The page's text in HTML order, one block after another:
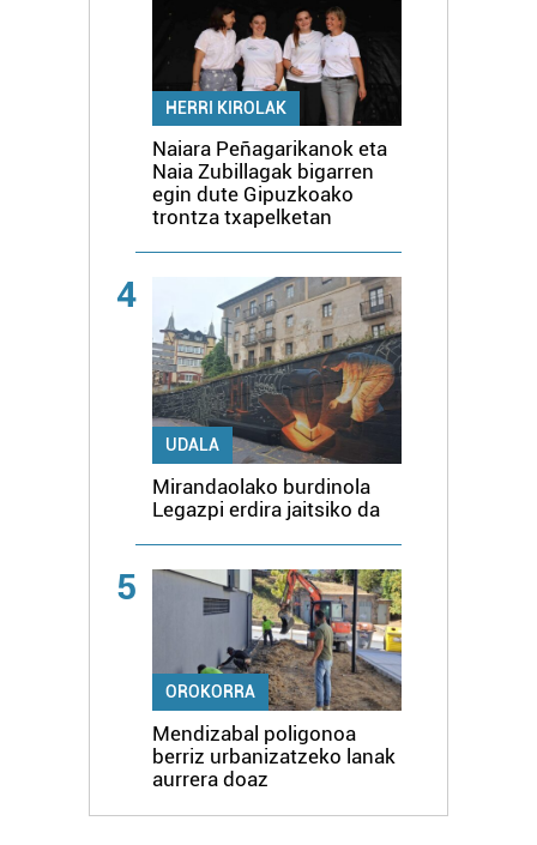
HERRI KIROLAK
Naiara Peñagarikanok eta
Naia Zubillagak bigarren
egin dute Gipuzkoako
trontza txapelketan
4
UDALA
Mirandaolako burdinola
Legazpi erdira jaitsiko da
5
OROKORRA
Mendizabal poligonoa
berriz urbanizatzeko lanak
aurrera doaz